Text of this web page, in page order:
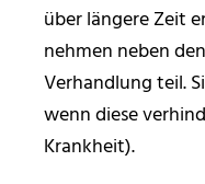
über längere Zeit
nehmen neben
Verhandlung teil.
wenn diese
Krankheit).